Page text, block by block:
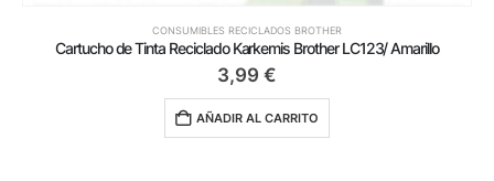
CONSUMIBLES RECICLADOS BROTHER
Cartucho de Tinta Reciclado Karkemis Brother LC123/ Amarillo
3,99 €
AÑADIR AL CARRITO